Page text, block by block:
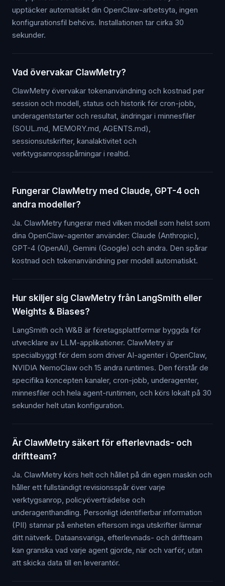
upptäcker automatiskt din OpenClaw-arbetsyta, ingen
konfigurationsfil behövs. Installationen tar cirka 30
sekunder.
Vad övervakar ClawMetry?
ClawMetry övervakar tokenanvändning och kostnad per
session och modell, status och historik för cron-jobb,
underagentstarter och resultat, ändringar i minnesfiler
(SOUL.md, MEMORY.md, AGENTS.md),
sessionsutskrifter, kanalaktivitet och
verktygsanropsspårningar i realtid.
Fungerar ClawMetry med Claude, GPT-4 och
andra modeller?
Ja. ClawMetry fungerar med vilken modell som helst som
dina OpenClaw-agenter använder: Claude (Anthropic),
GPT-4 (OpenAI), Gemini (Google) och andra. Den spårar
kostnad och tokenanvändning per modell automatiskt.
Hur skiljer sig ClawMetry från LangSmith eller
Weights & Biases?
LangSmith och W&B är företagsplattformar byggda för
utvecklare av LLM-applikationer. ClawMetry är
specialbyggt för dem som driver AI-agenter i OpenClaw,
NVIDIA NemoClaw och 15 andra runtimes. Den förstår de
specifika koncepten kanaler, cron-jobb, underagenter,
minnesfiler och hela agent-runtimen, och körs lokalt på 30
sekunder helt utan konfiguration.
Är ClawMetry säkert för efterlevnads- och
driftteam?
Ja. ClawMetry körs helt och hållet på din egen maskin och
håller ett fullständigt revisionsspår över varje
verktygsanrop, policyöverträdelse och
underagenthandling. Personligt identifierbar information
(PII) stannar på enheten eftersom inga utskrifter lämnar
ditt nätverk. Dataansvariga, efterlevnads- och driftteam
kan granska vad varje agent gjorde, när och varför, utan
att skicka data till en leverantör.